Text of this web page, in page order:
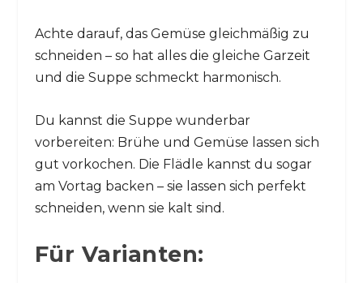
Achte darauf, das Gemüse gleichmäßig zu
schneiden – so hat alles die gleiche Garzeit
und die Suppe schmeckt harmonisch.
Du kannst die Suppe wunderbar
vorbereiten: Brühe und Gemüse lassen sich
gut vorkochen. Die Flädle kannst du sogar
am Vortag backen – sie lassen sich perfekt
schneiden, wenn sie kalt sind.
Für Varianten: